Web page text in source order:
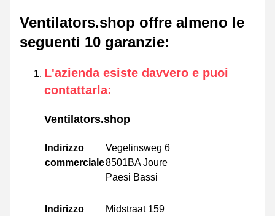
Ventilators.shop offre almeno le
seguenti 10 garanzie:
L'azienda esiste davvero e puoi
contattarla:
Ventilators.shop
Indirizzo
commerciale
Vegelinsweg 6
8501BA Joure
Paesi Bassi
Indirizzo
Midstraat 159